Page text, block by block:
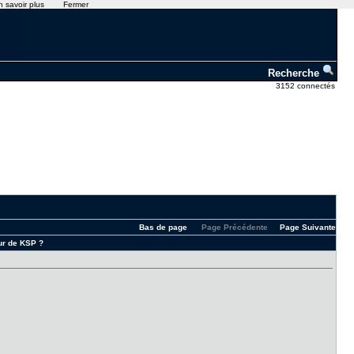
Recherche
3152 connectés
Page Suivante
Page Précédente
Bas de page
de KSP ?
savoir plus Fermer